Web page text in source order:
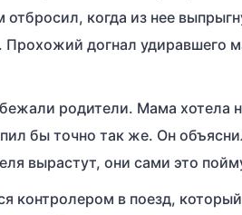
когда из нее
догнал удиравшего
родители. Мама хотела
бы точно так же. Он
вырастут, они сами это
контролером в поезд,